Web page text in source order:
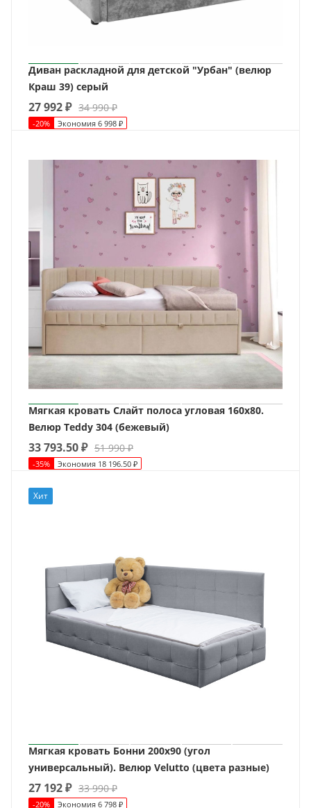
Диван раскладной для детской "Урбан" (велюр
Краш 39) серый
27 992₽ 34 990₽
-20% Экономия 6 998 ₽
Мягкая кровать Слайт полоса угловая 160х80.
Велюр Teddy 304 (бежевый)
33 793.50₽ 51 990₽
-35% Экономия 18 196.50 ₽
Хит
Мягкая кровать Бонни 200х90 (угол
универсальный). Велюр Velutto (цвета разные)
27 192₽ 33 990₽
-20% Экономия 6 798 ₽